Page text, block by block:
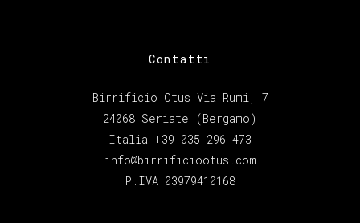
Contatti
Birrificio Otus Via Rumi, 7
24068 Seriate (Bergamo)
Italia +39 035 296 473
info@birrificiootus.com
P.IVA 03979410168